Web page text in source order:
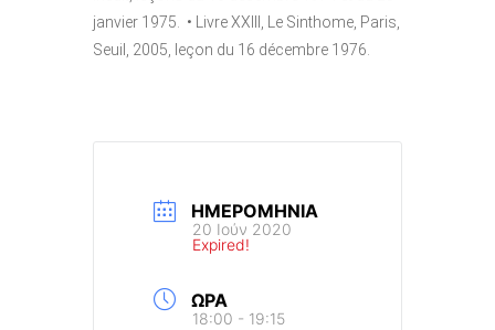
janvier 1975. • Livre XXIII, Le Sinthome, Paris,
Seuil, 2005, leçon du 16 décembre 1976.
ΗΜΕΡΟΜΗΝΊΑ
20 Ιούν 2020
Expired!
ΏΡΑ
18:00 - 19:15